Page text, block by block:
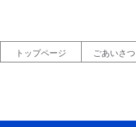
トップページ ごあいさつ